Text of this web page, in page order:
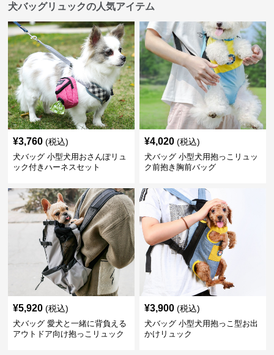
犬バッグリュックの人気アイテム
¥3,760 (税込)
犬バッグ 小型犬用おさんぽリュ
ック付きハーネスセット
¥4,020 (税込)
犬バッグ 小型犬用抱っこリュッ
ク前抱き胸前バッグ
¥5,920 (税込)
犬バッグ 愛犬と一緒に背負える
アウトドア向け抱っこリュック
¥3,900 (税込)
犬バッグ 小型犬用抱っこ型お出
かけリュック